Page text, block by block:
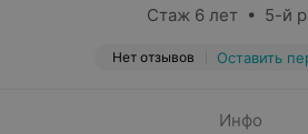
Стаж 6 лет • 5-й
Нет отзывов Оставить
Инфо